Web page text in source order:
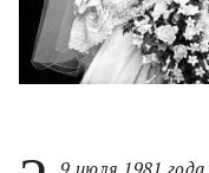
9 июля 1981